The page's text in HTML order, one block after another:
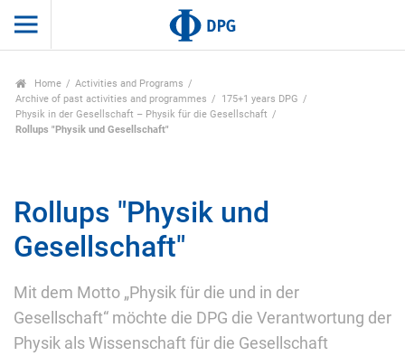
Home
Activities and Programs
Archive of past activities and programmes
175+1 years DPG
Physik in der Gesellschaft – Physik für die Gesellschaft
Rollups "Physik und Gesellschaft"
Rollups "Physik und
Gesellschaft"
Mit dem Motto „Physik für die und in der
Gesellschaft“ möchte die DPG die Verantwortung der
Physik als Wissenschaft für die Gesellschaft